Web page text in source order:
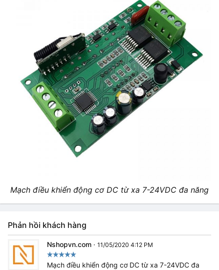
Mạch điều khiển động cơ DC từ xa 7-24VDC đa năng
Phản hồi khách hàng
Nshopvn.com · 11/05/2020 4:12 PM
Mạch điều khiển động cơ DC từ xa 7-24VDC đa